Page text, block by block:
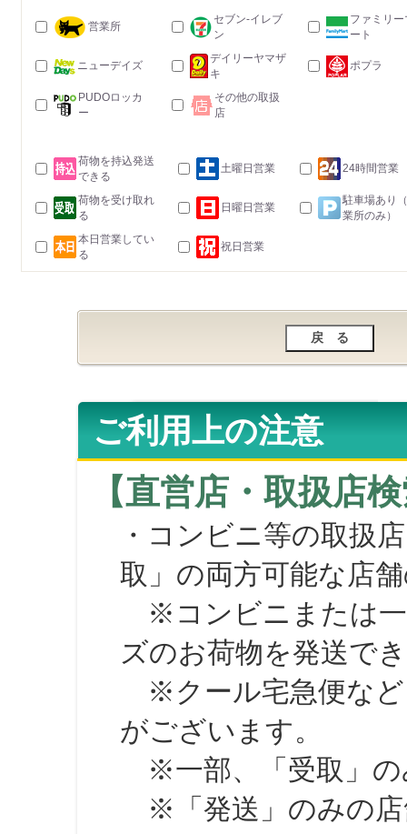
営業所
セブン-イレブ
ン
ファミリー
ート
ニューデイズ
デイリーヤマザ
キ
ポプラ
PUDOロッカ
ー
その他の取扱
店
荷物を持込発送
できる
土曜日営業 24時間営業
荷物を受け取れ
る
日曜日営業
駐車場あり
業所のみ）
本日営業してい
る
祝日営業
ご利用上の注意
【直営店・取扱店
・コンビニ等の取扱
取」の両方可能な店
※コンビニまたは一
ズのお荷物を発送で
※クール宅急便など
がございます。
※一部、「受取」の
※「発送」のみの店